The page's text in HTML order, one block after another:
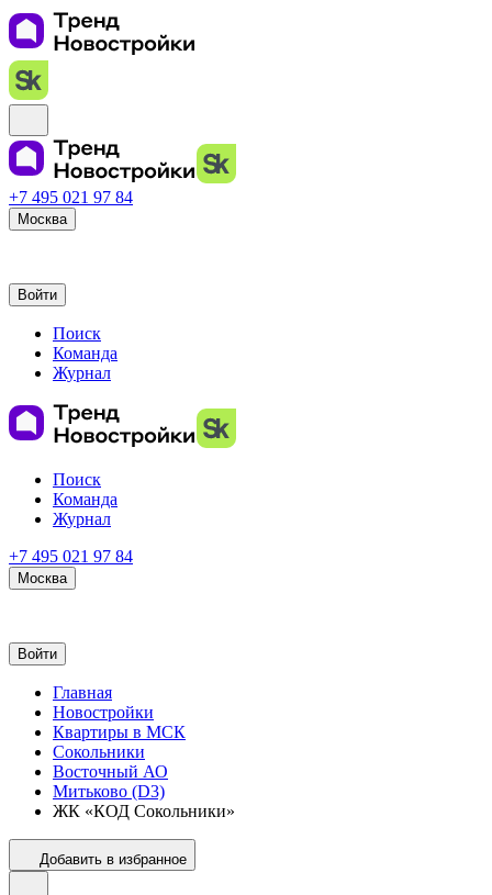
+7 495 021 97 84
Москва
Войти
Поиск
Команда
Журнал
Поиск
Команда
Журнал
+7 495 021 97 84
Москва
Войти
Главная
Новостройки
Квартиры в МСК
Сокольники
Восточный АО
Митьково (D3)
ЖК «КОД Сокольники»
Добавить в избранное